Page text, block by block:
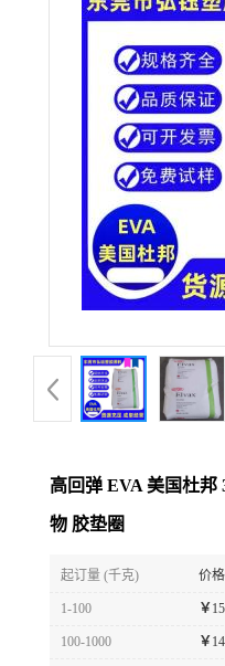
品
展
证
高回弹 EVA 美国杜邦
物 胶垫圈
起订量 (千克) 价格
1-100 ￥
100-1000 ￥